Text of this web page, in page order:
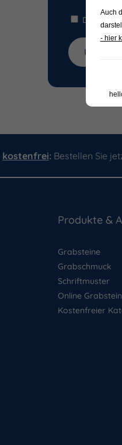
Die
kostenfrei: Bestellen Sie
Produkte &
Grabsteine
Grabschmuck
Schriftmuster
Online
Kostenfreier
Auch
- hier